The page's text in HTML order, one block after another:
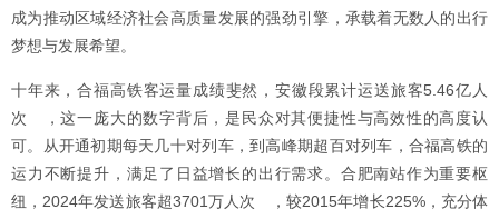
成为推动区域经济社会高质量发展的强劲引擎，承载着无数人的出行
梦想与发展希望。
十年来，合福高铁客运量成绩斐然，安徽段累计运送旅客5.46亿人
次 ，这一庞大的数字背后，是民众对其便捷性与高效性的高度认
可。从开通初期每天几十对列车，到高峰期超百对列车，合福高铁的
运力不断提升，满足了日益增长的出行需求。合肥南站作为重要枢
纽，2024年发送旅客超3701万人次 ，较2015年增长225%，充分体